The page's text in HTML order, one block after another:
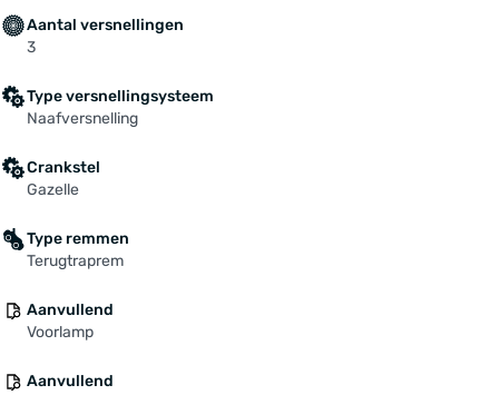
Aantal versnellingen
3
Type versnellingsysteem
Naafversnelling
Crankstel
Gazelle
Type remmen
Terugtraprem
Aanvullend
Voorlamp
Aanvullend